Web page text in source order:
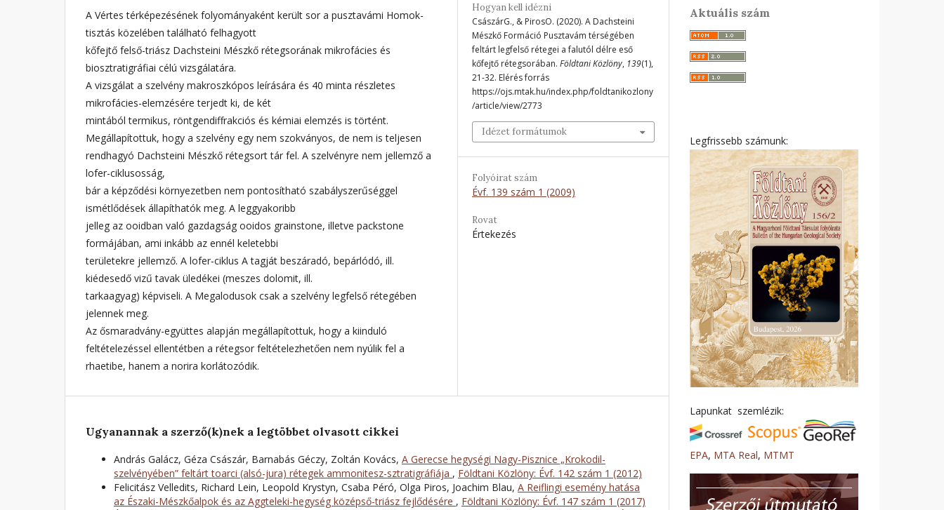
A Vértes térképezésének folyományaként került sor a pusztavámi Homok-
tisztás közelében található felhagyott
kőfejtő felső-triász Dachsteini Mészkő rétegsorának mikrofácies és
biosztratigráfiai célú vizsgálatára.
A vizsgálat a szelvény makroszkópos leírására és 40 minta részletes
mikrofácies-elemzésére terjedt ki, de két
mintából termikus, röntgendiffrakciós és kémiai elemzés is történt.
Megállapítottuk, hogy a szelvény egy nem szokványos, de nem is teljesen
rendhagyó Dachsteini Mészkő rétegsort tár fel. A szelvényre nem jellemző a
lofer-ciklusosság,
bár a képződési környezetben nem pontosítható szabályszerűséggel
ismétlődések állapíthatók meg. A leggyakoribb
jelleg az ooidban való gazdagság ooidos grainstone, illetve packstone
formájában, ami inkább az ennél keletebbi
területekre jellemző. A lofer-ciklus A tagját beszáradó, bepárlódó, ill.
kiédesedő vizű tavak üledékei (meszes dolomit, ill.
tarkaagyag) képviseli. A Megalodusok csak a szelvény legfelső rétegében
jelennek meg.
Az ősmaradvány-együttes alapján megállapítottuk, hogy a kiinduló
feltételezéssel ellentétben a rétegsor feltételezhetően nem nyúlik fel a
rhaetibe, hanem a norira korlátozódik.
Hogyan kell idézni
CsászárG., & PirosO. (2020). A Dachsteini
Mészkő Formáció Pusztavám térségében
feltárt legfelső rétegei a falutól délre eső
kőfejtő rétegsorában. Földtani Közlöny, 139(1),
21-32. Elérés forrás
https://ojs.mtak.hu/index.php/foldtanikozlony
/article/view/2773
Idézet formátumok
Folyóirat szám
Évf. 139 szám 1 (2009)
Rovat
Értekezés
Ugyanannak a szerző(k)nek a legtöbbet olvasott cikkei
András Galácz, Géza Császár, Barnabás Géczy, Zoltán Kovács, A Gerecse hegységi Nagy-Pisznice „Krokodil-
szelvényében” feltárt toarci (alsó-jura) rétegek ammonitesz-sztratigráfiája , Földtani Közlöny: Évf. 142 szám 1 (2012)
Felicitász Velledits, Richard Lein, Leopold Krystyn, Csaba Péró, Olga Piros, Joachim Blau, A Reiflingi esemény hatása
az Északi-Mészkőalpok és az Aggteleki-hegység középső-triász fejlődésére , Földtani Közlöny: Évf. 147 szám 1 (2017)
Aktuális szám
Legfrissebb számunk:
Lapunkat szemlézik:
EPA, MTA Real, MTMT